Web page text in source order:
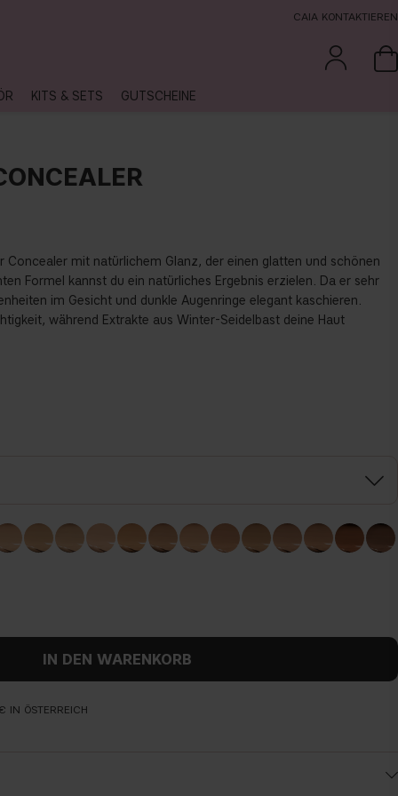
CAIA KONTAKTIEREN
KITS & SETS GUTSCHEINE
Concealer mit natürlichem Glanz, der einen glatten und schönen
Formel kannst du ein natürliches Ergebnis erzielen. Da er sehr
im Gesicht und dunkle Augenringe elegant kaschieren.
während Extrakte aus Winter-Seidelbast deine Haut
IN DEN WARENKORB
IN ÖSTERREICH